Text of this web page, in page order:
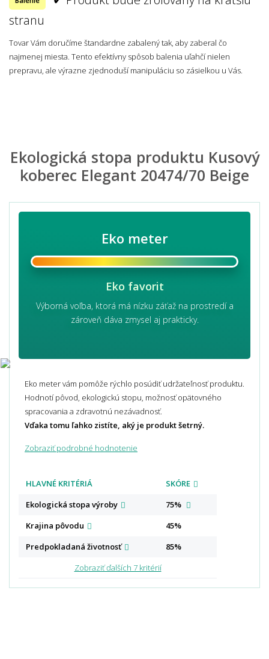
stranu
Tovar Vám doručíme štandardne zabalený tak, aby zaberal čo
najmenej miesta. Tento efektívny spôsob balenia uľahčí nielen
prepravu, ale výrazne zjednoduší manipuláciu so zásielkou u Vás.
Ekologická stopa produktu Kusový
koberec Elegant 20474/70 Beige
Eko meter
Eko favorit
Výborná voľba, ktorá má nízku záťaž na prostredí a
zároveň dáva zmysel aj prakticky.
Eko meter vám pomôže rýchlo posúdiť udržateľnosť produktu.
Hodnotí pôvod, ekologickú stopu, možnosť opätovného
spracovania a zdravotnú nezávadnosť.
Vďaka tomu ľahko zistíte, aký je produkt šetrný.
Zobraziť podrobné hodnotenie
HLAVNÉ KRITÉRIÁ
SKÓRE
Ekologická stopa výroby
75%
Krajina pôvodu
45%
Predpokladaná životnosť
85%
Zobraziť ďalších 7 kritérií